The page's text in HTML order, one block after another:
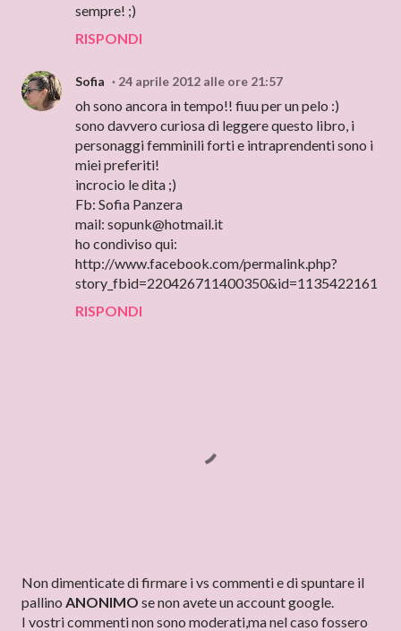
sempre! ;)
RISPONDI
Sofia 24 aprile 2012 alle ore 21:57
oh sono ancora in tempo!! fiuu per un pelo :)
sono davvero curiosa di leggere questo libro, i
personaggi femminili forti e intraprendenti sono i
miei preferiti!
incrocio le dita ;)
Fb: Sofia Panzera
mail: sopunk@hotmail.it
ho condiviso qui:
http://www.facebook.com/permalink.php?
story_fbid=220426711400350&id=1135422161
RISPONDI
P
o
s
Non dimenticate di firmare i vs commenti e di spuntare il
pallino ANONIMO se non avete un account google.
I vostri commenti non sono moderati,ma nel caso fossero